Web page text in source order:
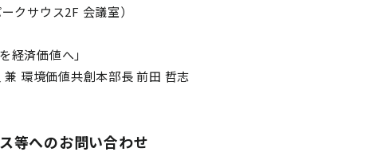
クサウス2F 会議室）
経済価値へ」
環境価値共創本部長 前田 哲志
等へのお問い合わせ